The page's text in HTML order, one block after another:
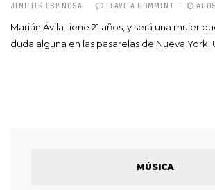
JENIFFER ESPINOSA LEAVE A COMMENT
Marián Ávila tiene 21 años, y será una mujer
duda alguna en las pasarelas de Nueva York.
MÚSICA